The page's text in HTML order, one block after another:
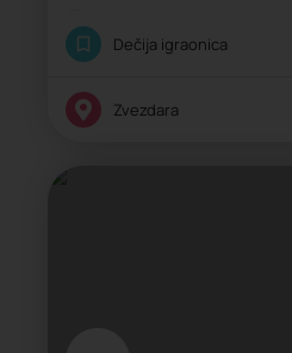
Dečija igraonica
Zvezdara